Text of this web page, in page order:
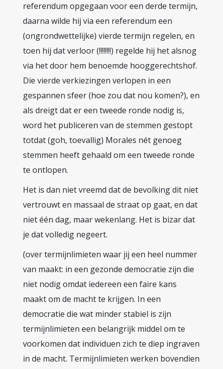
referendum opgegaan voor een derde termijn,
daarna wilde hij via een referendum een
(ongrondwettelijke) vierde termijn regelen, en
toen hij dat verloor (!!!!!!!!) regelde hij het alsnog
via het door hem benoemde hooggerechtshof.
Die vierde verkiezingen verlopen in een
gespannen sfeer (hoe zou dat nou komen?), en
als dreigt dat er een tweede ronde nodig is,
word het publiceren van de stemmen gestopt
totdat (goh, toevallig) Morales nét genoeg
stemmen heeft gehaald om een tweede ronde
te ontlopen.
Het is dan niet vreemd dat de bevolking dit niet
vertrouwt en massaal de straat op gaat, en dat
niet één dag, maar wekenlang. Het is bizar dat
je dat volledig negeert.
(over termijnlimieten waar jij een heel nummer
van maakt: in een gezonde democratie zijn die
niet nodig omdat iedereen een faire kans
maakt om de macht te krijgen. In een
democratie die wat minder stabiel is zijn
termijnlimieten een belangrijk middel om te
voorkomen dat individuen zich te diep ingraven
in de macht. Termijnlimieten werken bovendien